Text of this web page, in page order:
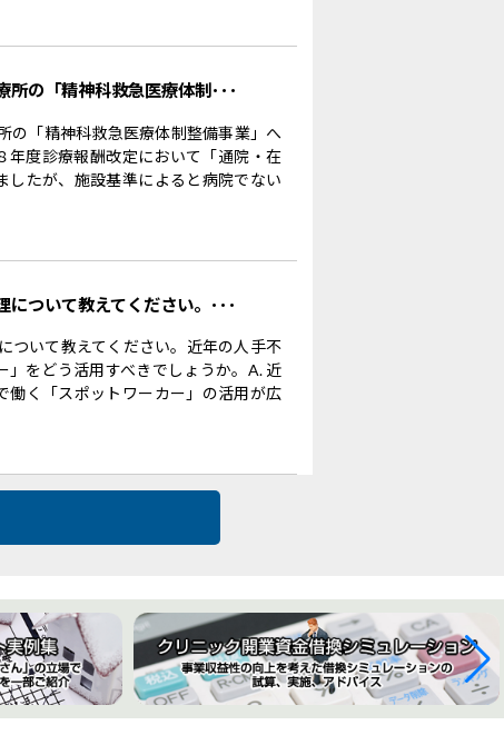
所の「精神科救急医療体制･･･
の「精神科救急医療体制整備事業」へ
年度診療報酬改定において「通院・在
したが、施設基準によると病院でない
について教えてください。･･･
ついて教えてください。近年の人手不
をどう活用すべきでしょうか。A. 近
働く「スポットワーカー」の活用が広